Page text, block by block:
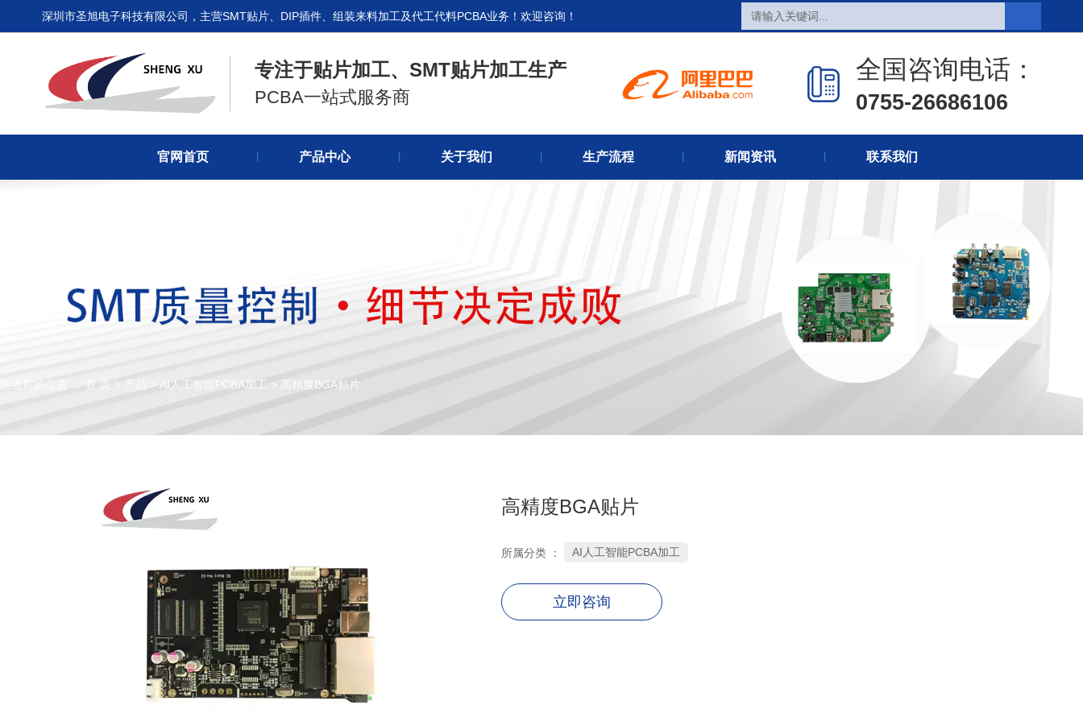
热销产品 新闻在线
关于我们
深圳市圣旭电子科技有限公司，主营SMT贴片、DIP插件、组装来料加工及代工代料PCBA业务！欢迎咨询！
专注于贴片加工、SMT贴片加工生产
PCBA一站式服务商
全国咨询电话：
0755-26686106
官网首页 产品中心 关于我们 生产流程 新闻资讯 联系我们
您当前的位置 ： 首 页 > 产品 > AI人工智能PCBA加工 > 高精度BGA贴片
高精度BGA贴片
所属分类 ： AI人工智能PCBA加工
立即咨询